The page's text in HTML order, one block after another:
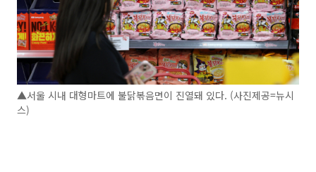
▲서울 시내 대형마트에 불닭볶음면이 진열돼 있다. (사진제공=뉴시
스)